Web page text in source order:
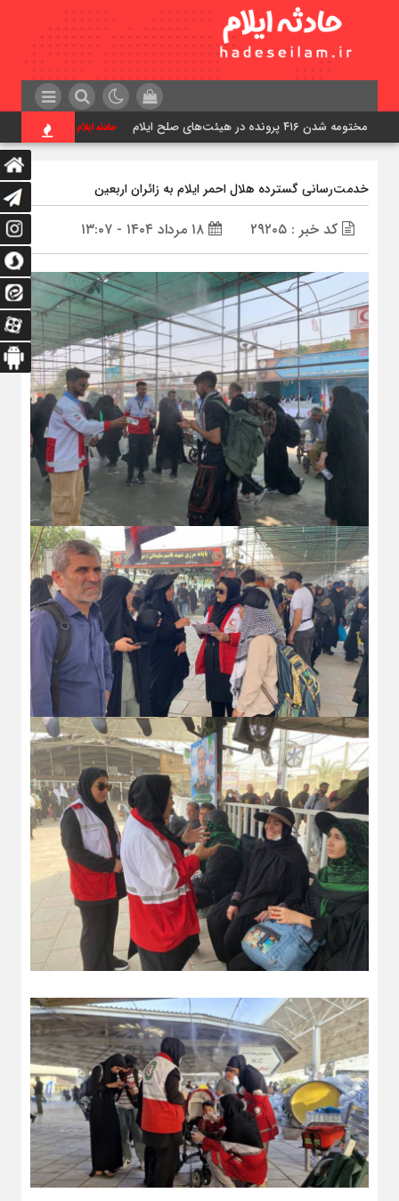
مختومه شدن ۴۱۶ پرونده در هیئت‌های صلح ایلام زمین‌لرزه ۴/۲ ریشتری دره شهر را لرزاند
خدمت‌رسانی گسترده هلال احمر ایلام به زائران اربعین
کد خبر : ۲۹۲۰۵